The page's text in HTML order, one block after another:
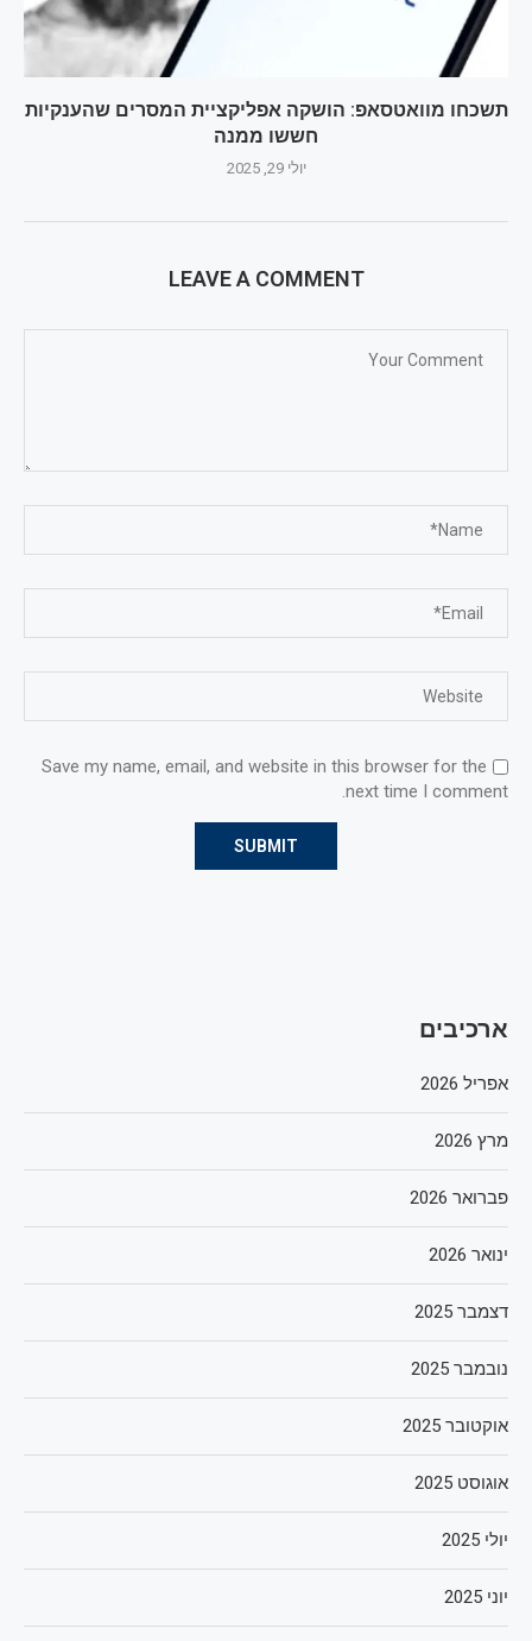
תשכחו מוואטסאפ: הושקה אפליקציית המסרים שהענקיות
חששו ממנה
יולי 29, 2025
LEAVE A COMMENT
Save my name, email, and website in this browser for the
next time I comment.
ארכיבים
אפריל 2026
מרץ 2026
פברואר 2026
ינואר 2026
דצמבר 2025
נובמבר 2025
אוקטובר 2025
אוגוסט 2025
יולי 2025
יוני 2025